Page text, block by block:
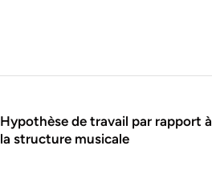
Hypothèse de travail par rapport à
la structure musicale